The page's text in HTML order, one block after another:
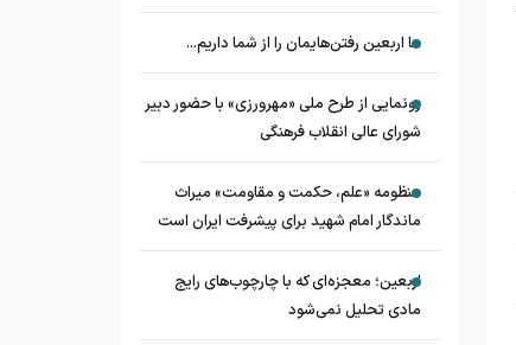
ما اربعین رفتن‌هایمان را از شما داریم...
رونمایی از طرح ملی «مهرورزی» با حضور دبیر
شورای عالی انقلاب فرهنگی
منظومه «علم، حکمت و مقاومت» میراث
ماندگار امام شهید برای پیشرفت ایران است
اربعین؛ معجزه‌ای که با چارچوب‌های رایج
مادی تحلیل نمی‌شود